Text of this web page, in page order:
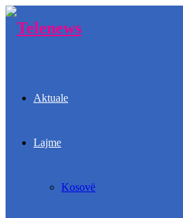
Aktuale
Lajme
Kosovë